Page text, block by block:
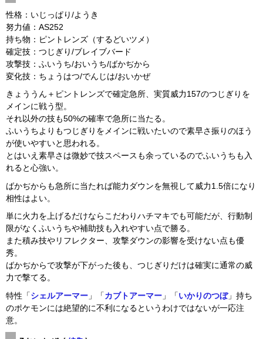
性格：いじっぱり/ようき
努力値：AS252
持ち物：ピントレンズ（するどいツメ）
確定技：つじぎり/ブレイブバード
攻撃技：ふいうち/おいうち/ばかぢから
変化技：ちょうはつ/でんじは/おいかぜ
きょううん＋ピントレンズで確定急所、実質威力157のつじぎりを
メインに戦う型。
それ以外の技も50%の確率で急所に当たる。
ふいうちよりもつじぎりをメインに戦いたいので素早さ振りのほう
が使いやすいと思われる。
とはいえ素早さは微妙で技スペースも余っているのでふいうちも入
れると心強い。
ばかぢからも急所に当たれば能力ダウンを無視して威力1.5倍になり
相性はよい。
単に火力を上げるだけならこだわりハチマキでも可能だが、行動制
限がなくふいうちや補助技も入れやすい点で勝る。
また積み技やリフレクター、攻撃ダウンの影響を受けない点も優
秀。
ばかぢからで攻撃が下がった後も、つじぎりだけは確実に通常の威
力で撃てる。
特性「 シェルアーマー 」「 カブトアーマー 」「 いかりのつぼ」持ち
のポケモンには絶望的に不利になるというわけではないが一応注
意。